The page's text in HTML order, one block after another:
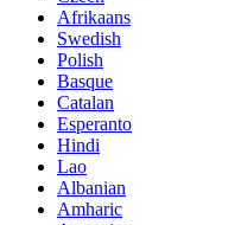
Afrikaans
Swedish
Polish
Basque
Catalan
Esperanto
Hindi
Lao
Albanian
Amharic